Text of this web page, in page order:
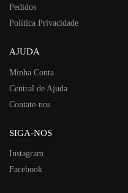
Pedidos
Política Privacidade
AJUDA
Minha Conta
Central de Ajuda
Contate-nos
SIGA-NOS
Instagram
Facebook